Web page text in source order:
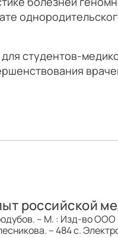
студентов-
российской
– М. : Изд-во
– 484 с.